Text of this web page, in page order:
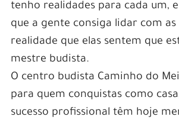
tenho realidades para cada um,
que a gente consiga lidar com as
realidade que elas sentem que
mestre budista.
O centro budista Caminho do
para quem conquistas como
sucesso profissional têm hoje